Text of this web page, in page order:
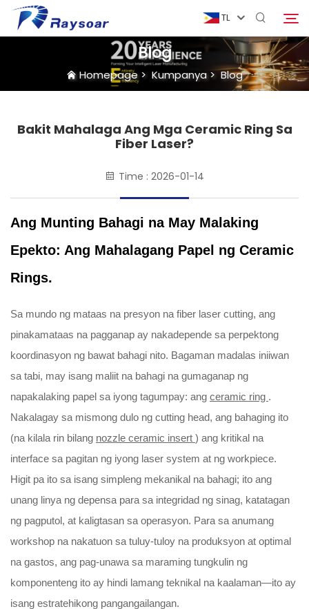
TL
Homepage
Mga Konsumibol
Mga Parte ng Funcion
Kaso
I-download
Makipag-ugnayan sa Amin
Hanapin
Blog
Homepage> Kumpanya>Blog
Bakit Mahalaga Ang Mga Ceramic Ring Sa
Fiber Laser?
Time : 2026-01-14
Ang Munting Bahagi na May Malaking
Epekto: Ang Mahalagang Papel ng Ceramic
Rings.
Sa mundo ng mataas na presyon na fiber laser cutting, ang
pinakamataas na pagganap ay nakadepende sa perpektong
koordinasyon ng bawat bahagi nito. Bagaman madalas iniiwan
sa tabi, may isang maliit na bahagi na gumaganap ng
napakalaking papel sa iyong tagumpay: ang ceramic ring .
Nakalagay sa mismong dulo ng cutting head, ang bahaging ito
(na kilala rin bilang nozzle ceramic insert ) ang kritikal na
interface sa pagitan ng iyong laser system at ng workpiece.
Higit pa ito sa isang simpleng mekanikal na bahagi; ito ang
unang linya ng depensa para sa integridad ng sinag, katatagan
ng pagputol, at kaligtasan sa operasyon. Para sa anumang
workshop na nakatuon sa tuluy-tuloy na produksyon at optimal
na gastos, ang pag-unawa sa maraming tungkulin ng
komponenteng ito ay hindi lamang teknikal na kaalaman—ito ay
isang estratehikong pangangailangan.